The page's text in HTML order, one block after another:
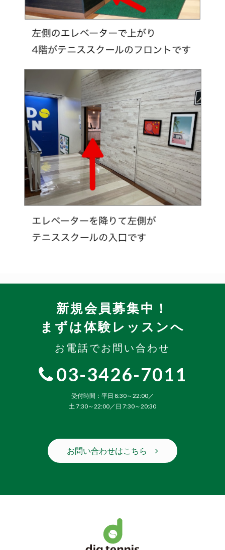
新規会員募集中！
まずは体験レッスンへ
お電話でお問い合わせ
03-3426-7011
受付時間：平日 8:30～22:00／
土 7:30～22:00／日 7:30～20:30
お問い合わせはこちら